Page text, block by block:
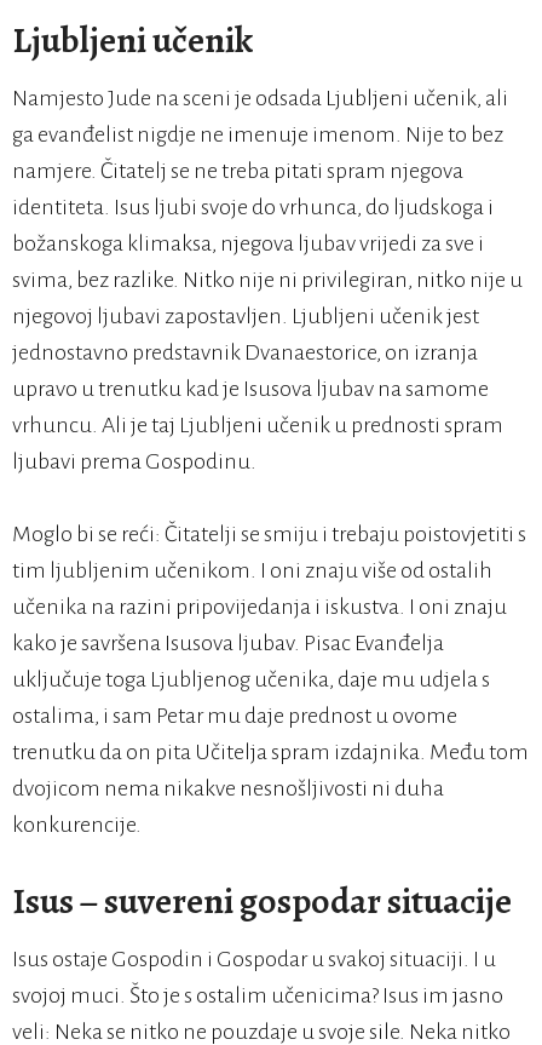
Ljubljeni učenik
Namjesto Jude na sceni je odsada Ljubljeni učenik, ali
ga evanđelist nigdje ne imenuje imenom. Nije to bez
namjere. Čitatelj se ne treba pitati spram njegova
identiteta. Isus ljubi svoje do vrhunca, do ljudskoga i
božanskoga klimaksa, njegova ljubav vrijedi za sve i
svima, bez razlike. Nitko nije ni privilegiran, nitko nije u
njegovoj ljubavi zapostavljen. Ljubljeni učenik jest
jednostavno predstavnik Dvanaestorice, on izranja
upravo u trenutku kad je Isusova ljubav na samome
vrhuncu. Ali je taj Ljubljeni učenik u prednosti spram
ljubavi prema Gospodinu.
Moglo bi se reći: Čitatelji se smiju i trebaju poistovjetiti s
tim ljubljenim učenikom. I oni znaju više od ostalih
učenika na razini pripovijedanja i iskustva. I oni znaju
kako je savršena Isusova ljubav. Pisac Evanđelja
uključuje toga Ljubljenog učenika, daje mu udjela s
ostalima, i sam Petar mu daje prednost u ovome
trenutku da on pita Učitelja spram izdajnika. Među tom
dvojicom nema nikakve nesnošljivosti ni duha
konkurencije.
Isus – suvereni gospodar situacije
Isus ostaje Gospodin i Gospodar u svakoj situaciji. I u
svojoj muci. Što je s ostalim učenicima? Isus im jasno
veli: Neka se nitko ne pouzdaje u svoje sile. Neka nitko